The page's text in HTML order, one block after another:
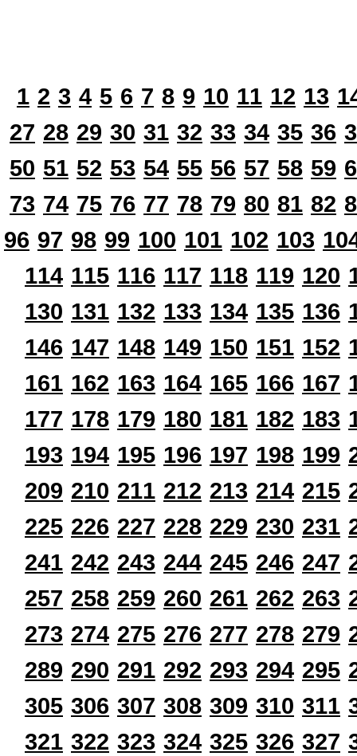
1 2 3 4 5 6 7 8 9 10 11 12 13
27 28 29 30 31 32 33 34 35 36
50 51 52 53 54 55 56 57 58 59
73 74 75 76 77 78 79 80 81 82
96 97 98 99 100 101 102 103
114 115 116 117 118 119 120
130 131 132 133 134 135 136
146 147 148 149 150 151 152
161 162 163 164 165 166 167
177 178 179 180 181 182 183
193 194 195 196 197 198 199
209 210 211 212 213 214 215
225 226 227 228 229 230 231
241 242 243 244 245 246 247
257 258 259 260 261 262 263
273 274 275 276 277 278 279
289 290 291 292 293 294 295
305 306 307 308 309 310 311
321 322 323 324 325 326 327